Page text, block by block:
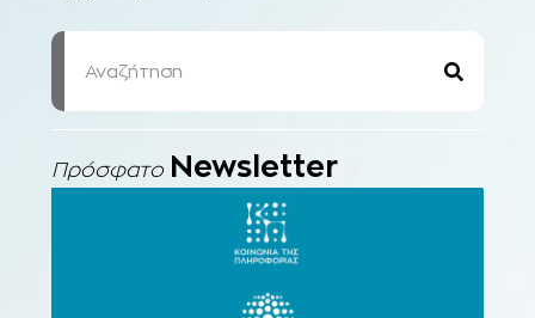
Πρόσφατο Newsletter